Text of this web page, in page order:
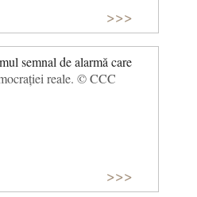
>>>
semnal de alarmă care
reale. © CCC
>>>